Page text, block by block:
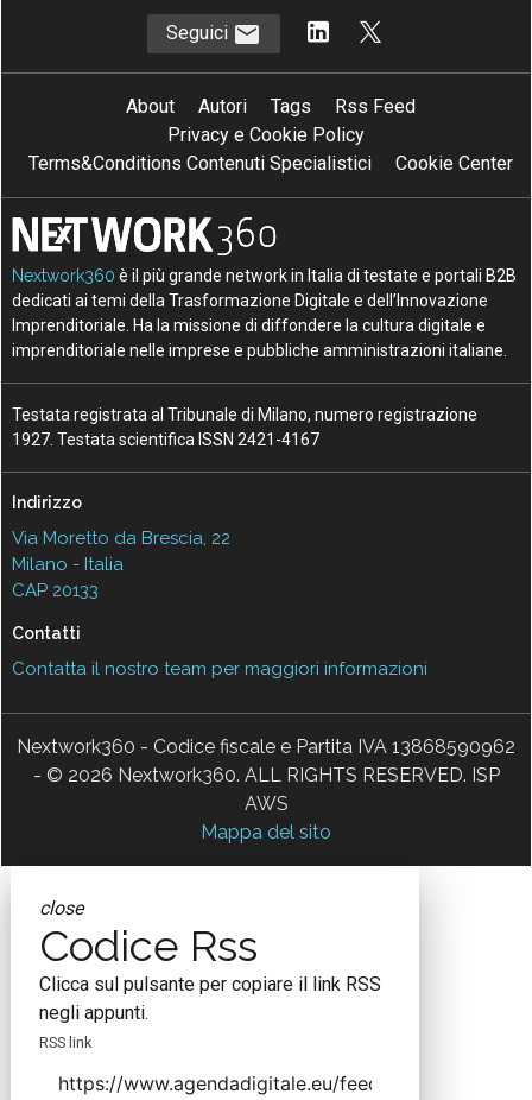
Seguici
About Autori Tags
Rss Feed
Privacy e Cookie Policy
Terms&Conditions Contenuti Specialistici
Cookie Center
Nextwork360 è il più grande network in Italia di testate e portali B2B
dedicati ai temi della Trasformazione Digitale e dell’Innovazione
Imprenditoriale. Ha la missione di diffondere la cultura digitale e
imprenditoriale nelle imprese e pubbliche amministrazioni italiane.
Testata registrata al Tribunale di Milano, numero registrazione
1927. Testata scientifica ISSN 2421-4167
Indirizzo
Via Moretto da Brescia, 22
Milano - Italia
CAP 20133
Contatti
Contatta il nostro team per maggiori informazioni
Nextwork360 - Codice fiscale e Partita IVA 13868590962
- © 2026 Nextwork360. ALL RIGHTS RESERVED. ISP
AWS
Mappa del sito
close
Codice Rss
Clicca sul pulsante per copiare il link RSS
negli appunti.
RSS link